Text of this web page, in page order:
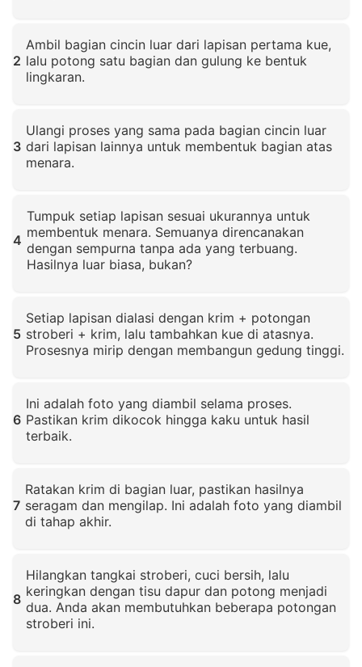
2
Ambil bagian cincin luar dari lapisan pertama kue,
lalu potong satu bagian dan gulung ke bentuk
lingkaran.
3
Ulangi proses yang sama pada bagian cincin luar
dari lapisan lainnya untuk membentuk bagian atas
menara.
4
Tumpuk setiap lapisan sesuai ukurannya untuk
membentuk menara. Semuanya direncanakan
dengan sempurna tanpa ada yang terbuang.
Hasilnya luar biasa, bukan?
5
Setiap lapisan dialasi dengan krim + potongan
stroberi + krim, lalu tambahkan kue di atasnya.
Prosesnya mirip dengan membangun gedung tinggi.
6
Ini adalah foto yang diambil selama proses.
Pastikan krim dikocok hingga kaku untuk hasil
terbaik.
7
Ratakan krim di bagian luar, pastikan hasilnya
seragam dan mengilap. Ini adalah foto yang diambil
di tahap akhir.
8
Hilangkan tangkai stroberi, cuci bersih, lalu
keringkan dengan tisu dapur dan potong menjadi
dua. Anda akan membutuhkan beberapa potongan
stroberi ini.